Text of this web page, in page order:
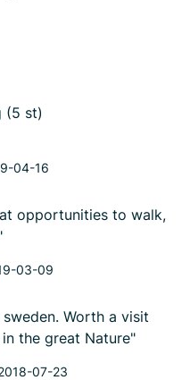
(5 st)
04-16
opportunities to walk,
03-09
Worth a visit
the great Nature"
07-23